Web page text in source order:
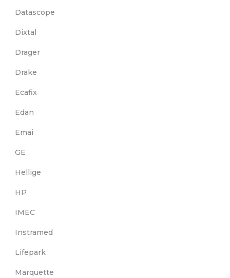
Datascope
Dixtal
Drager
Drake
Ecafix
Edan
Emai
GE
Hellige
HP
IMEC
Instramed
Lifepark
Marquette